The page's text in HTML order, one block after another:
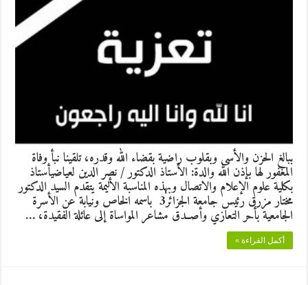
ببالغ الحزن والأسى وبقلوب راضية بقضاء الله وقدره، تلقينا نبأ وفاة
المغفور لها بإذن الله والدة: الأستاذ الدكتور / نصر الدين لعياضيأستاذ
بكلية علوم الإعلام والاتصال وبهذه المناسبة الأليمة يتقدم السيد الدكتور
مختار مزرق رئيس جامعة الجزائر3 باسمه الخاص ونيابة عن الأسرة
الجامعية بأحر التعازي وأصــدق مشاعر المواساة إلى عائلة الفقيدة، …
أكمل القراءة »